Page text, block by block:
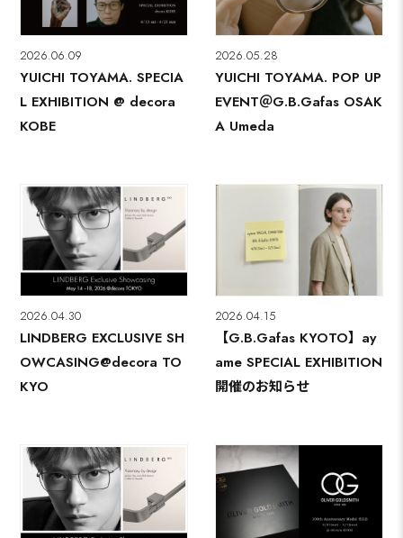
2026.06.09
YUICHI TOYAMA. SPECIA
L EXHIBITION @ decora
KOBE
2026.05.28
YUICHI TOYAMA. POP UP
EVENT＠G.B.Gafas OSAK
A Umeda
2026.04.30
LINDBERG EXCLUSIVE SH
OWCASING@decora TO
KYO
2026.04.15
【G.B.Gafas KYOTO】ay
ame SPECIAL EXHIBITION
開催のお知らせ